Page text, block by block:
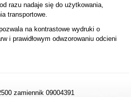
razu nadaje się do użytkowania,
transportowe.
na kontrastowe wydruki o
i prawidłowym odwzorowaniu odcieni
zamiennik 09004391